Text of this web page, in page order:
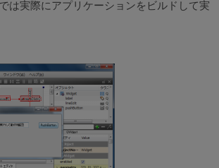
は実際にアプリケーションをビルドして実